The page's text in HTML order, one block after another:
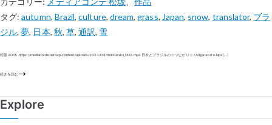
タグ:autumn, Brazil,culture, dream,grass, Japan, snow, translator, ブラ
ジル,夢, 日本, 秋, 草,通訳, 雪
松阪 2009 https://mediaconte.net/wp-content/uploads/2021/04/matsuzaka_002.mp4 日本とブラジルの☆つながり☆ / A ligacao do Japa […]
続きを読む
Explore